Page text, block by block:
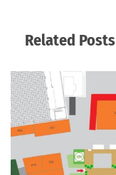
Related Posts